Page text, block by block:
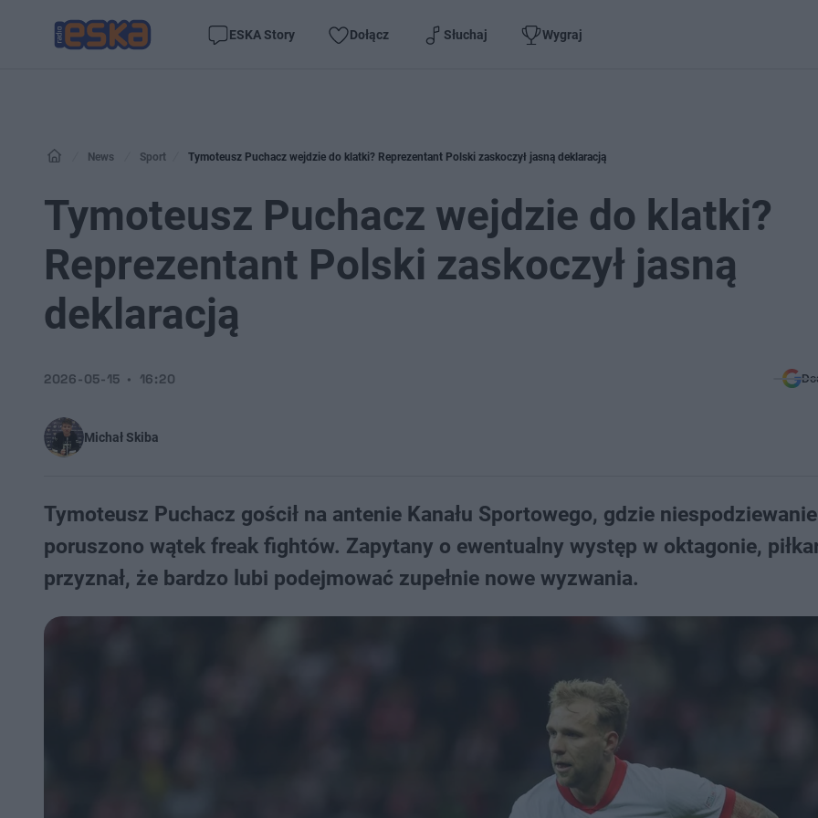
ESKA Story Dołącz Słuchaj Wygraj
News Sport Tymoteusz Puchacz wejdzie do klatki? Reprezentant Polski zaskoczył jasną deklaracją
Tymoteusz Puchacz wejdzie do klatki?
Reprezentant Polski zaskoczył jasną
deklaracją
Michał Skiba
2026-05-15 16:20
Tymoteusz Puchacz gościł na antenie Kanału Sportowego, gdzie niespodziewanie
poruszono wątek freak fightów. Zapytany o ewentualny występ w oktagonie,
przyznał, że bardzo lubi podejmować zupełnie nowe wyzwania.